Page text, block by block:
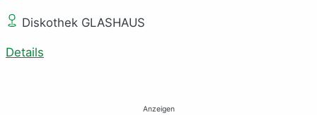
Diskothek GLASHAUS
Details
Anzeigen